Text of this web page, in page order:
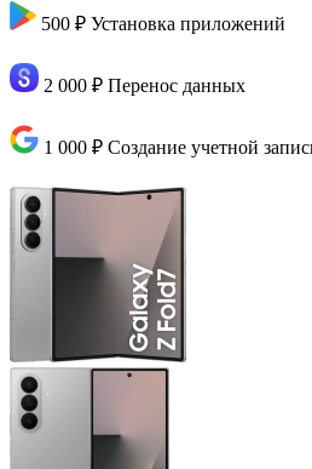
500 ₽ Установка приложений
2 000 ₽ Перенос данных
1 000 ₽ Создание учетной